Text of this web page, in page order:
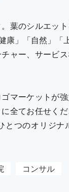
葉のシルエッ
康」「自然」「
ャー、サービ
マーケットが
全てお任せく
つのオリジナ
コンサル